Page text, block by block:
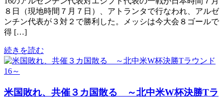
８日（現地時間７月７日）、アトランタで行なわれ、アルゼ
ンチン代表が３対２で勝利した。メッシは今大会８ゴールで
得 […]
続きを読む
米国敗れ、共催３カ国散る ～北中米W杯決勝Tラ